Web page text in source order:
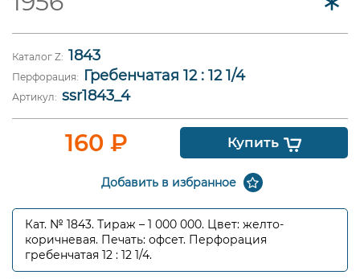
Каталог Z: 1843
Перфорация: Гребенчатая 12 : 12 1/4
Артикул: ssr1843_4
160₽ Купить
Добавить в избранное
Кат. № 1843. Тираж – 1 000 000. Цвет: желто-
коричневая. Печать: офсет. Перфорация
гребенчатая 12 : 12 1/4.